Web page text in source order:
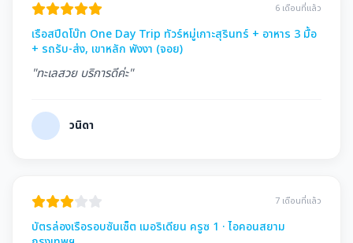
6 เดือนที่แล้ว
เรือสปีดโบ๊ท One Day Trip ทัวร์หมู่เกาะสุรินทร์ + อาหาร 3 มื้อ
+ รถรับ-ส่ง, เขาหลัก พังงา (จอย)
"ทะเลสวย บริการดีค่ะ"
วนิดา
7 เดือนที่แล้ว
บัตรล่องเรือรอบซันเซ็ต เมอริเดียน ครูซ 1 · ไอคอนสยาม